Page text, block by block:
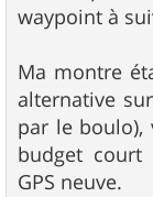
waypoint à
Ma montre
alternative
par le
budget
GPS neuve.